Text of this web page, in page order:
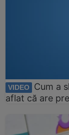
VIDEO
Cum a
aflat că are